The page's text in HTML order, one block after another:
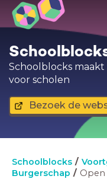
Schoolblocks
voor scholen
Bezoek de
Schoolblocks
Burgerschap
Open